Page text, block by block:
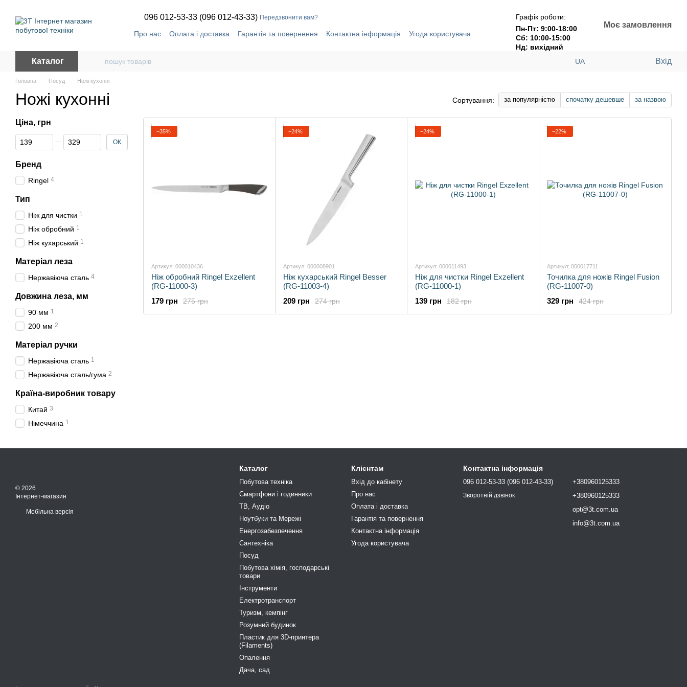
096 012-53-33 (096 012-43-33) Передзвонити вам?
Про нас Оплата і доставка Гарантія та повернення Контактна інформація Угода користувача
Графік роботи:
Пн-Пт: 9:00-18:00
Сб: 10:00-15:00
Нд: вихідний
Моє замовлення
Каталог UA Вхід
Головна Посуд Ножі кухонні
Ножі кухонні Сортування: за популярністю спочатку дешевше за назвою
−35%
Артикул: 000010436
Ніж обробний Ringel Exzellent
(RG-11000-3)
275 грн
179 грн
−24%
Артикул: 000008901
Ніж кухарський Ringel Besser
(RG-11003-4)
274 грн
209 грн
−24%
Артикул: 000011493
Ніж для чистки Ringel Exzellent
(RG-11000-1)
182 грн
139 грн
−22%
Артикул: 000017711
Точилка для ножів Ringel Fusion
(RG-11007-0)
424 грн
329 грн
Ціна, грн
Від Ціна, грн
До Ціна, грн ОК
Бренд
Ringel 4
Тип
Ніж для чистки 1
Ніж обробний 1
Ніж кухарський 1
Матеріал леза
Нержавіюча сталь 4
Довжина леза, мм
90 мм 1
200 мм 2
Матеріал ручки
Нержавіюча сталь 1
Нержавіюча сталь/гума 2
Країна-виробник товару
Китай 3
Німеччина 1
© 2026
Інтернет-магазин
Мобільна версія
Каталог
Побутова техніка
Смартфони і годинники
ТВ, Аудіо
Ноутбуки та Мережі
Енергозабезпечення
Сантехніка
Посуд
Побутова хімія, господарськi
товари
Інструменти
Електротранспорт
Туризм, кемпiнг
Розумний будинок
Пластик для 3D-принтера
(Filaments)
Опалення
Дача, сад
Клієнтам
Вхід до кабінету
Про нас
Оплата і доставка
Гарантія та повернення
Контактна інформація
Угода користувача
Контактна інформація
096 012-53-33 (096 012-43-33)
Зворотній дзвінок
+380960125333
+380960125333
opt@3t.com.ua
info@3t.com.ua